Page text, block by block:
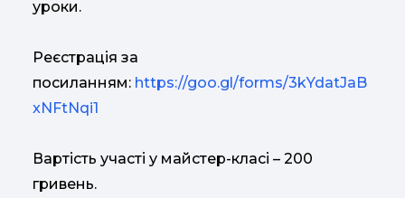
уроки.
Реєстрація за
посиланням: https://goo.gl/forms/3kYdatJaB
xNFtNqi1
Вартість участі у майстер-класі – 200
гривень.